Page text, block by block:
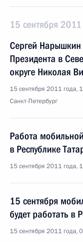
15 сентября 2011
Сергей Нарышкин
Президента в
округе Николая
15 сентября 2011 года,
Санкт-Петербург
Работа
в Республике
15 сентября 2011 года,
15 сентября
будет работать в
15 сентября 2011 года,